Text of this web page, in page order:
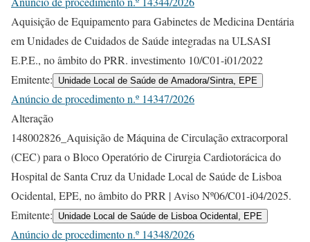
Aquisição de Equipamento para Gabinetes de Medicina Dentária
em Unidades de Cuidados de Saúde integradas na ULSASI
E.P.E., no âmbito do PRR. investimento 10/C01-i01/2022
Emitente:
Unidade Local de Saúde de Amadora/Sintra, EPE
Anúncio de procedimento n.º 14347/2026
Alteração
148002826_Aquisição de Máquina de Circulação extracorporal
(CEC) para o Bloco Operatório de Cirurgia Cardiotorácica do
Hospital de Santa Cruz da Unidade Local de Saúde de Lisboa
Ocidental, EPE, no âmbito do PRR | Aviso Nº06/C01-i04/2025.
Emitente:
Unidade Local de Saúde de Lisboa Ocidental, EPE
Anúncio de procedimento n.º 14348/2026